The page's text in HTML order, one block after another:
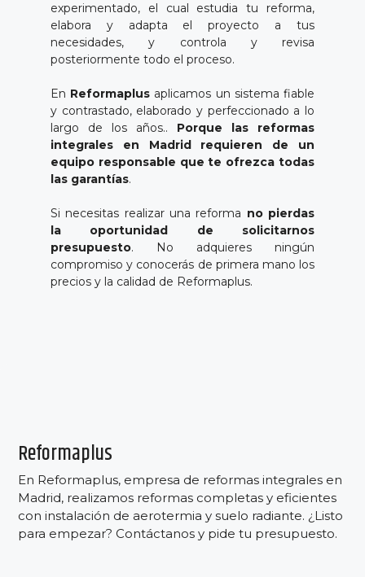
experimentado, el cual estudia tu reforma,
elabora y adapta el proyecto a tus
necesidades, y controla y revisa
posteriormente todo el proceso.
En Reformaplus aplicamos un sistema fiable
y contrastado, elaborado y perfeccionado a lo
largo de los años.. Porque las reformas
integrales en Madrid requieren de un
equipo responsable que te ofrezca todas
las garantías.
Si necesitas realizar una reforma no pierdas
la oportunidad de solicitarnos
presupuesto. No adquieres ningún
compromiso y conocerás de primera mano los
precios y la calidad de Reformaplus.
Reformaplus
En Reformaplus, empresa de reformas integrales en
Madrid, realizamos reformas completas y eficientes
con instalación de aerotermia y suelo radiante. ¿Listo
para empezar? Contáctanos y pide tu presupuesto.